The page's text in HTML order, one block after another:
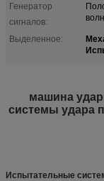
Генератор
сигналов:
Выделенное:
машина
системы удара
Испытательные